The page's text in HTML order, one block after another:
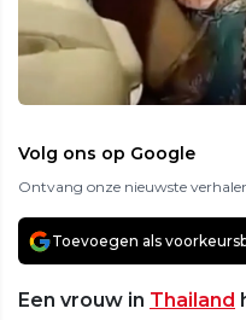
Volg ons op Google
Ontvang onze nieuwste
Toevoegen als
Een vrouw in Thailand